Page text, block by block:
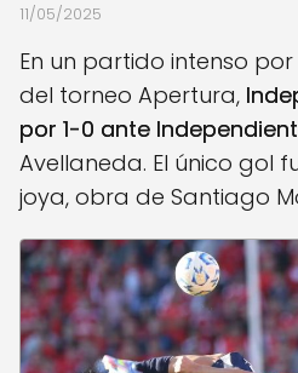
11/05/2025
En un partido intenso
del torneo Apertura,
por 1-0 ante
Avellaneda. El único gol
joya, obra de Santiago